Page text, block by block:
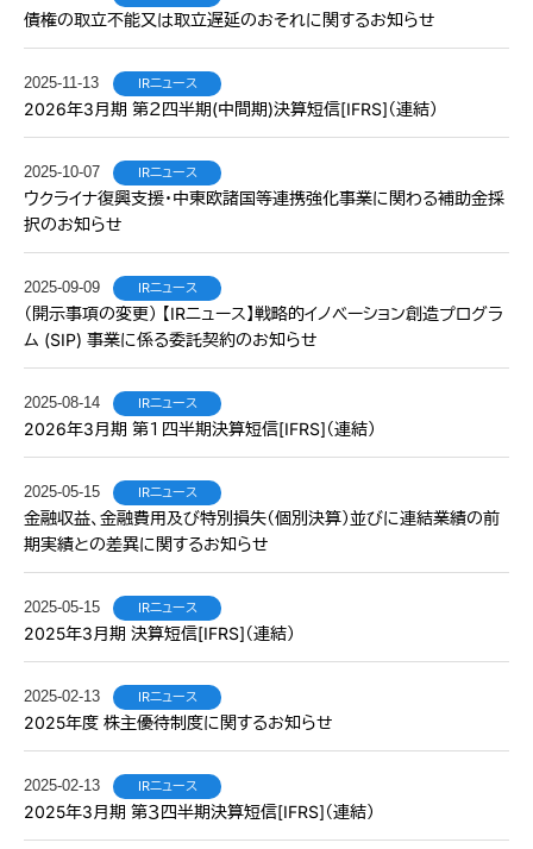
債権の取立不能又は取立遅延のおそれに関するお知らせ
2025-11-13 IRニュース
2026年3月期 第２四半期(中間期)決算短信[IFRS]（連結）
2025-10-07 IRニュース
ウクライナ復興支援・中東欧諸国等連携強化事業に関わる補助金採
択のお知らせ
2025-09-09 IRニュース
（開示事項の変更） 【IRニュース】戦略的イノベーション創造プログラ
ム (SIP) 事業に係る委託契約のお知らせ
2025-08-14 IRニュース
2026年3月期 第１四半期決算短信[IFRS]（連結）
2025-05-15 IRニュース
金融収益、金融費用及び特別損失（個別決算）並びに連結業績の前
期実績との差異に関するお知らせ
2025-05-15 IRニュース
2025年3月期 決算短信[IFRS]（連結）
2025-02-13 IRニュース
2025年度 株主優待制度に関するお知らせ
2025-02-13 IRニュース
2025年3月期 第３四半期決算短信[IFRS]（連結）